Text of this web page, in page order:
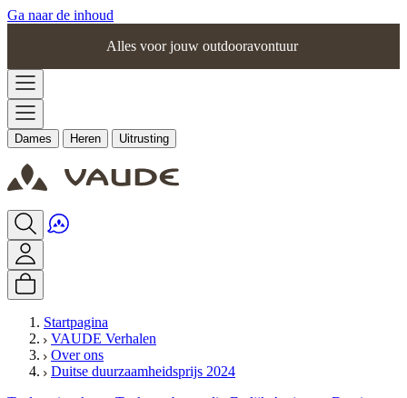
Ga naar de inhoud
Alles voor jouw outdooravontuur
Dames Heren Uitrusting
Startpagina
VAUDE Verhalen
Over ons
Duitse duurzaamheidsprijs 2024